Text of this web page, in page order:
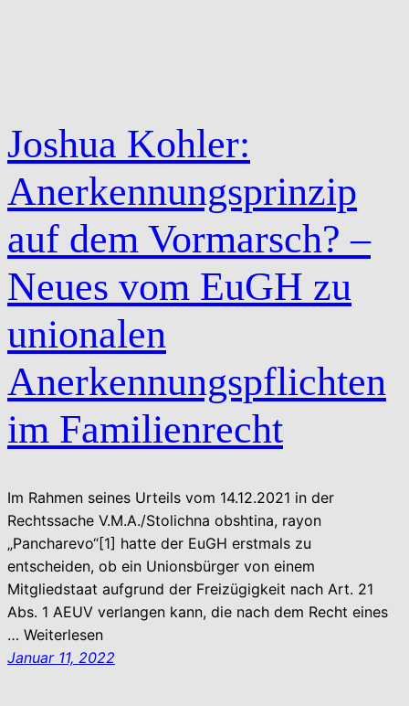
Joshua Kohler:
Anerkennungsprinzip
auf dem Vormarsch? –
Neues vom EuGH zu
unionalen
Anerkennungspflichten
im Familienrecht
Im Rahmen seines Urteils vom 14.12.2021 in der
Rechtssache V.M.A./Stolichna obshtina, rayon
„Pancharevo“[1] hatte der EuGH erstmals zu
entscheiden, ob ein Unionsbürger von einem
Mitgliedstaat aufgrund der Freizügigkeit nach Art. 21
Abs. 1 AEUV verlangen kann, die nach dem Recht eines
… Weiterlesen
Januar 11, 2022